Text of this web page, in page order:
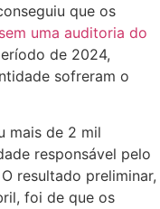
que os
uma auditoria do
de 2024,
sofreram o
mais de 2 mil
responsável pelo
resultado preliminar,
foi de que os